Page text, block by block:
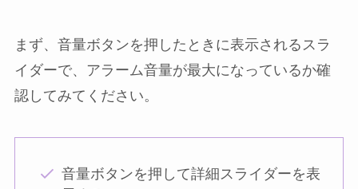
まず、音量ボタンを押したときに表示されるスラ
イダーで、アラーム音量が最大になっているか確
認してみてください。
音量ボタンを押して詳細スライダーを表